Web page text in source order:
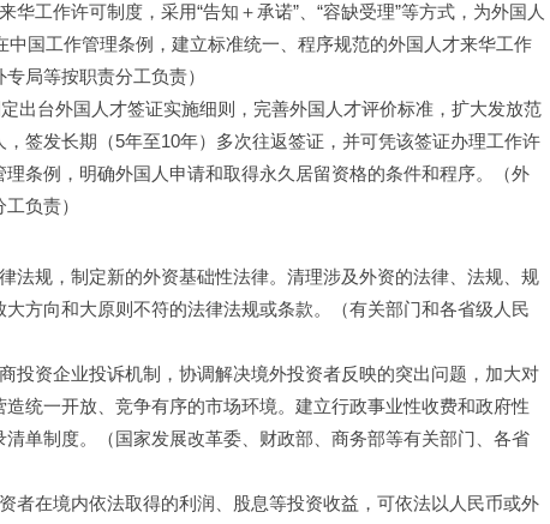
工作许可制度，采用“告知＋承诺”、“容缺受理”等方式，为外国人
国工作管理条例，建立标准统一、程序规范的外国人才来华工作
局等按职责分工负责）
出台外国人才签证实施细则，完善外国人才评价标准，扩大发放范
签发长期（5年至10年）多次往返签证，并可凭该签证办理工作许
条例，明确外国人申请和取得永久居留资格的条件和程序。（外
负责）
法规，制定新的外资基础性法律。清理涉及外资的法律、法规、规
方向和大原则不符的法律法规或条款。（有关部门和各省级人民
投资企业投诉机制，协调解决境外投资者反映的突出问题，加大对
统一开放、竞争有序的市场环境。建立行政事业性收费和政府性
单制度。（国家发展改革委、财政部、商务部等有关部门、各省
者在境内依法取得的利润、股息等投资收益，可依法以人民币或外